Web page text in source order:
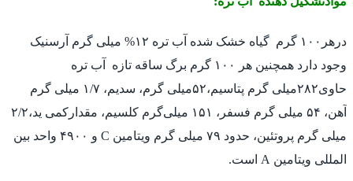
درهر۱۰۰ گرم گیاه خشک شده آب تره ۱۲% میلی گرم آرسنیک
وجود دارد همچنین هر ۱۰۰ گرم برگ ساقه تازه آب تره
حاوی۲۸۲میلی گرم پتاسیم،۵۲میلی گرم، سدیم، ۱/۷ میلی گرم
آهن، ۵۴ میلی گرم فسفر، ۱۵۱ میلی‌گرم کلسیم، مقدارکمی ید،۲/۲
میلی گرم پروتئین، حدود ۷۹ میلی گرم ویتامین C و ۴۹۰۰ واحد بین
المللی ویتامین A است.